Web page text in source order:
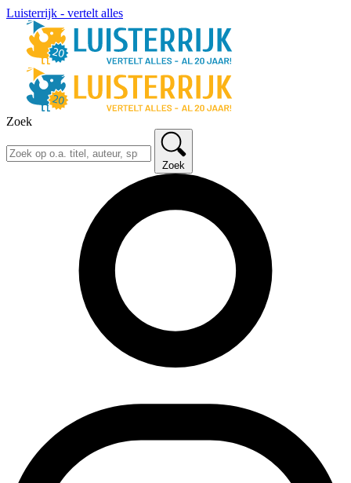
Luisterrijk - vertelt alles
Zoek
Zoek